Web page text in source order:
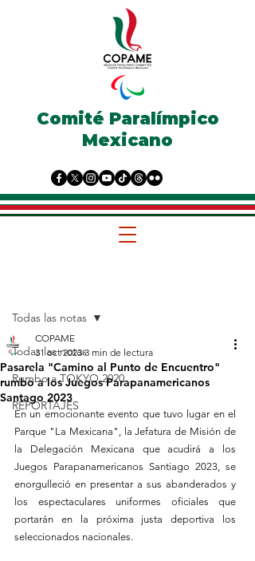
Comité Paralímpico
Mexicano
Todas las notas
Rumbo a TOKYO 2020
REPORTAJES
Todas las notas
Pasarela "Camino al Punto de Encuentro"
rumbo a los Juegos Parapanamericanos
Santago 2023
COPAME
31 oct 2023 3 min de lectura
En un emocionante evento que tuvo lugar en el
Parque "La Mexicana", la Jefatura de Misión de
la Delegación Mexicana que acudirá a los
Juegos Parapanamericanos Santiago 2023, se
enorgulleció en presentar a sus abanderados y
los espectaculares uniformes oficiales que
portarán en la próxima justa deportiva los
seleccionados nacionales.